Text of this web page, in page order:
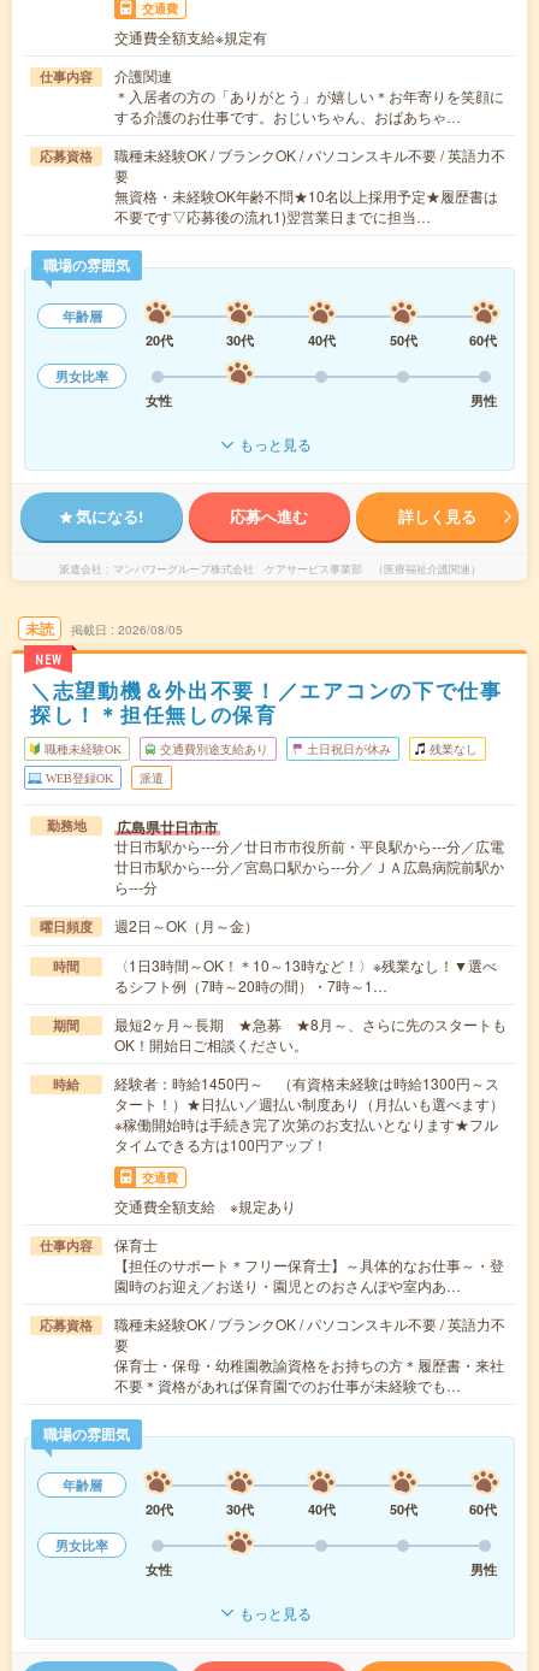
交通費
交通費全額支給※規定有
仕事内容
介護関連
＊入居者の方の「ありがとう」が嬉しい＊お年寄りを笑顔に
する介護のお仕事です。おじいちゃん、おばあちゃ…
応募資格
職種未経験OK / ブランクOK / パソコンスキル不要 / 英語力不
要
無資格・未経験OK年齢不問★10名以上採用予定★履歴書は
不要です▽応募後の流れ1)翌営業日までに担当…
職場の雰囲気
年齢層
20代
30代 40代 50代
60代
男女比率
女性
男性
もっと見る
気になる! 応募へ進む 詳しく見る
派遣会社 マンパワーグループ株式会社 ケアサービス事業部 （医療福祉介護関連）
未読
NEW
掲載日 2026/08/05
＼志望動機＆外出不要！／エアコンの下で仕事
探し！＊担任無しの保育
職種未経験OK 交通費別途支給あり 土日祝日が休み 残業なし
WEB登録OK 派遣
勤務地 広島県廿日市市
廿日市駅から---分／廿日市市役所前・平良駅から---分／広電
廿日市駅から---分／宮島口駅から---分／ＪＡ広島病院前駅か
ら---分
曜日頻度 週2日～OK（月～金）
時間
〈1日3時間～OK！＊10～13時など！〉※残業なし！▼選べ
るシフト例（7時～20時の間）・7時～1…
期間
最短2ヶ月～長期 ★急募 ★8月～、さらに先のスタートも
OK！開始日ご相談ください。
時給
経験者：時給1450円～ （有資格未経験は時給1300円～ス
タート！）★日払い／週払い制度あり（月払いも選べます）
※稼働開始時は手続き完了次第のお支払いとなります★フル
タイムできる方は100円アップ！
交通費
交通費全額支給 ※規定あり
仕事内容
保育士
【担任のサポート＊フリー保育士】～具体的なお仕事～・登
園時のお迎え／お送り・園児とのおさんぽや室内あ…
応募資格
職種未経験OK / ブランクOK / パソコンスキル不要 / 英語力不
要
保育士・保母・幼稚園教諭資格をお持ちの方＊履歴書・来社
不要＊資格があれば保育園でのお仕事が未経験でも…
職場の雰囲気
年齢層
20代
30代 40代 50代
60代
男女比率
女性
男性
もっと見る